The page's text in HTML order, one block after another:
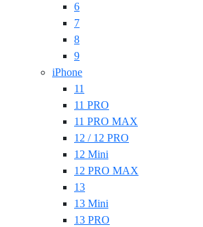
6
7
8
9
iPhone
11
11 PRO
11 PRO MAX
12 / 12 PRO
12 Mini
12 PRO MAX
13
13 Mini
13 PRO